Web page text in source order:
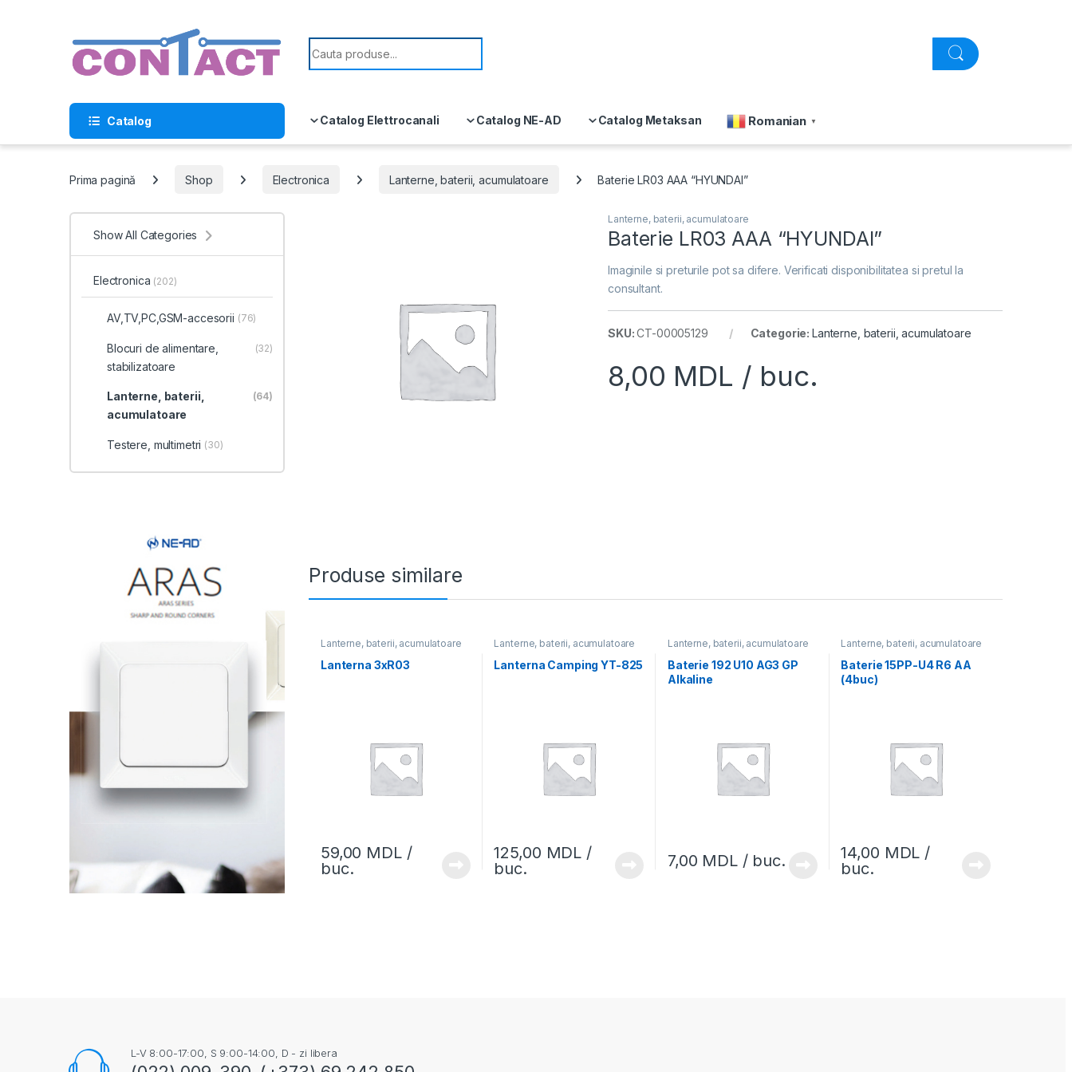
Search for:
Catalog Catalog Elettrocanali Catalog NE-AD Catalog Metaksan Romanian ▼
Prima pagină Shop Electronica Lanterne, baterii, acumulatoare Baterie LR03 AAA “HYUNDAI”
Lanterne, baterii, acumulatoare
Baterie LR03 AAA “HYUNDAI”
Imaginile si preturile pot sa difere. Verificati disponibilitatea si pretul la
consultant.
SKU:CT-00005129 Categorie: Lanterne, baterii, acumulatoare
8,00 MDL / buc.
Produse similare
Lanterne, baterii, acumulatoare
Lanterna 3xR03
59,00 MDL/
buc.
Lanterne, baterii, acumulatoare
Lanterna Camping YT-825
125,00 MDL /
buc.
Lanterne, baterii, acumulatoare
Baterie 192 U10 AG3 GP
Alkaline
7,00 MDL/ buc.
Lanterne, baterii, acumulatoare
Baterie 15PP-U4 R6 AA
(4buc)
14,00 MDL /
buc.
Show All Categories
Electronica (202)
AV,TV,PC,GSM-accesorii (76)
Blocuri de alimentare,
stabilizatoare
(32)
Lanterne, baterii,
acumulatoare
(64)
Testere, multimetri (30)
L-V 8:00-17:00, S 9:00-14:00, D - zi libera